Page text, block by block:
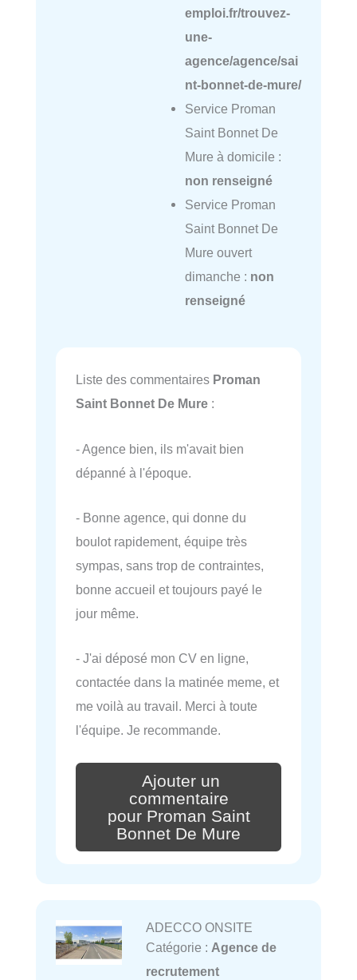
emploi.fr/trouvez-
une-
agence/agence/sai
nt-bonnet-de-mure/
Service Proman
Saint Bonnet De
Mure à domicile :
non renseigné
Service Proman
Saint Bonnet De
Mure ouvert
dimanche : non
renseigné
Liste des commentaires Proman
Saint Bonnet De Mure :
- Agence bien, ils m'avait bien
dépanné à l'époque.
- Bonne agence, qui donne du
boulot rapidement, équipe très
sympas, sans trop de contraintes,
bonne accueil et toujours payé le
jour même.
- J'ai déposé mon CV en ligne,
contactée dans la matinée meme, et
me voilà au travail. Merci à toute
l'équipe. Je recommande.
Ajouter un
commentaire
pour Proman Saint
Bonnet De Mure
ADECCO ONSITE
Catégorie : Agence de
recrutement